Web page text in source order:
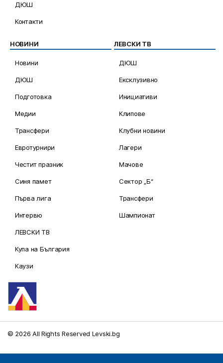
ДЮШ
Контакти
НОВИНИ
Новини
ДЮШ
Подготовка
Медии
Трансфери
Евротурнири
Честит празник
Синя памет
Първа лига
Интервю
ЛЕВСКИ ТВ
Купа на България
Каузи
ЛЕВСКИ ТВ
ДЮШ
Ексклузивно
Инициативи
Клипове
Клубни новини
Лагери
Мачове
Сектор „Б“
Трансфери
Шампионат
© 2026 All Rights Reserved Levski.bg